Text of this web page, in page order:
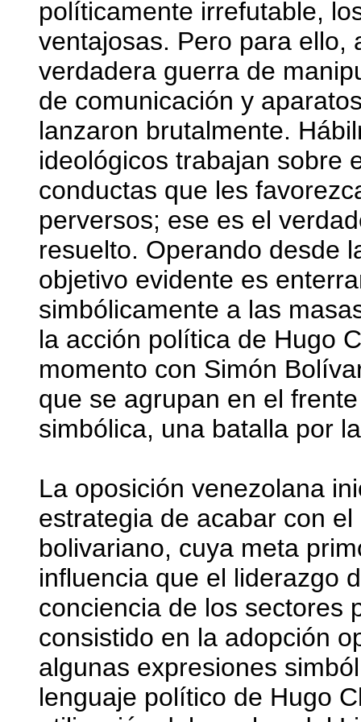
políticamente irrefutable,
ventajosas. Pero para ello,
verdadera guerra de
de comunicación y
lanzaron brutalmente.
ideológicos trabajan sobre
conductas que les
perversos; ese es el
resuelto. Operando desde
objetivo evidente es
simbólicamente a las
la acción política de Hugo
momento con Simón
que se agrupan en el
simbólica, una batalla por
La oposición venezolana
estrategia de acabar con
bolivariano, cuya meta
influencia que el liderazgo
conciencia de los sectores
consistido en la adopción
algunas expresiones
lenguaje político de Hugo